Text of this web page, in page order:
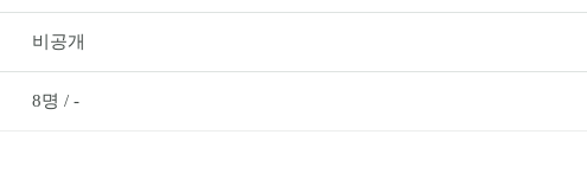
비공개
8명 / -